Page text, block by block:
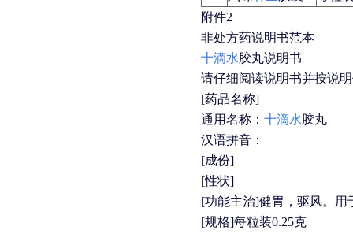
附件2
非处方药说明书范本
十滴水胶丸说明书
请仔细阅读说明书并按说
[药品名称]
通用名称： 十滴水胶丸
汉语拼音：
[成份]
[性状]
[功能主治]健胃，驱风。用
[规格]每粒装0.25克